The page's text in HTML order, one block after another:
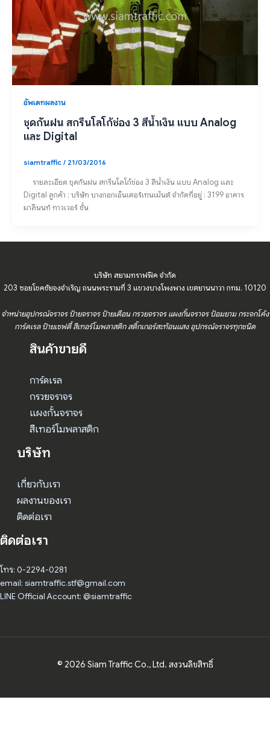
อัพเดทผลงาน
ชุดกันฝน สกรีนโลโก้ช่อง 3 สีน้ำเงิน แบบ Analog
และ Digital
siamtraffic/ 21/03/2016
รายละเอียด ชุดกันฝน สกรีนโลโก้ช่อง 3 สีน้ำเงิน แบบ Analog และ
Digital ลูกค้า : บริษัท บางกอกเอ็นเตอร์เทนเม้นต์ จำกัดที่อยู่ : 3199 อาคาร
มาลีนนท์ ทาวเวอร์ ชั้น
บริษัท สยามทราฟฟิค จำกัด
203 ซอยโชคชัยจงจำเริญ ถนนพระรามที่ 3 แขวงบางโพงพาง เขตยานนาวา กทม. 10120
จำหน่ายอุปกรณ์จราจร ป้ายจราจร ป้ายเตือน กรวยจราจร แผงกั้นจราจร ป้อมยาม กระจกโค้ง
การ์ดเรล ป้ายเซฟตี้ สีเทอร์โมพลาสติก สติ๊กเกอร์สะท้อนแสง อุปกรณ์จราจรทุกชนิด
สินค้าขายดี
การ์ดเรล
กรวยจราจร
แผงกั้นจราจร
สีเทอร์โมพลาสติก
บริษัท
เกี่ยวกับเรา
ผลงานของเรา
ติดต่อเรา
ติดต่อเรา
โทร: 0-2294-0281
email: siamtraffic.stf@gmail.com
LINE Official Account: @siamtraffic
© 2026 Siam Traffic Co., Ltd. สงวนลิขสิทธิ์